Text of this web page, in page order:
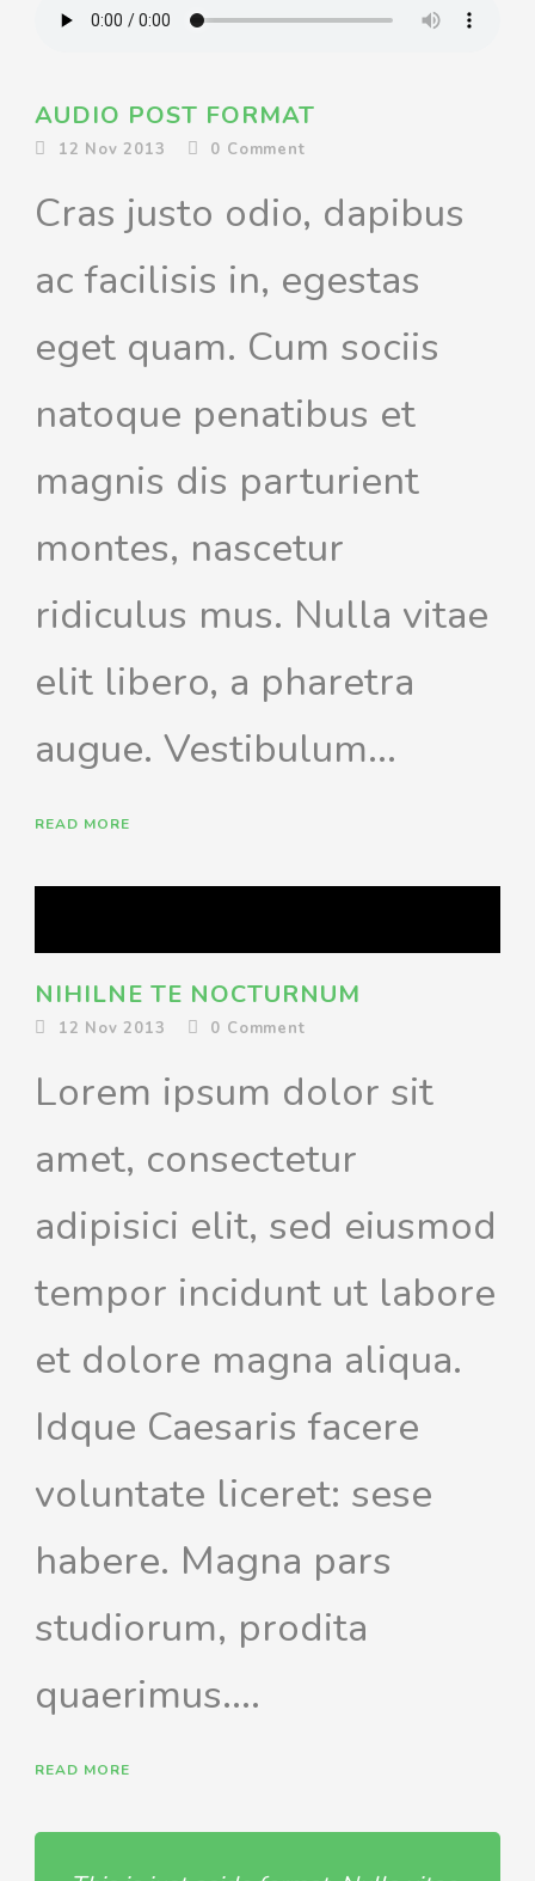
AUDIO POST FORMAT
12 Nov 2013 0 Comment
Cras justo odio, dapibus
ac facilisis in, egestas
eget quam. Cum sociis
natoque penatibus et
magnis dis parturient
montes, nascetur
ridiculus mus. Nulla vitae
elit libero, a pharetra
augue. Vestibulum...
READ MORE
NIHILNE TE NOCTURNUM
12 Nov 2013 0 Comment
Lorem ipsum dolor sit
amet, consectetur
adipisici elit, sed eiusmod
tempor incidunt ut labore
et dolore magna aliqua.
Idque Caesaris facere
voluntate liceret: sese
habere. Magna pars
studiorum, prodita
quaerimus....
READ MORE